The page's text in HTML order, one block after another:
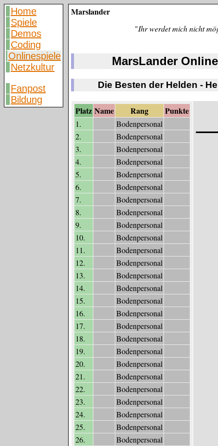
Home
Spiele
Demos
Coding
Onlinespiele
Netzkultur
Fanpost
Bildung
Marslander
"Ihr werdet mich nicht
MarsLander
Die Besten der Helden -
Platz Name Rang Punkte
1.
Bodenpersonal
2.
Bodenpersonal
3.
Bodenpersonal
4.
Bodenpersonal
5.
Bodenpersonal
6.
Bodenpersonal
7.
Bodenpersonal
8.
Bodenpersonal
9.
Bodenpersonal
10.
Bodenpersonal
11.
Bodenpersonal
12.
Bodenpersonal
13.
Bodenpersonal
14.
Bodenpersonal
15.
Bodenpersonal
16.
Bodenpersonal
17.
Bodenpersonal
18.
Bodenpersonal
19.
Bodenpersonal
20.
Bodenpersonal
21.
Bodenpersonal
22.
Bodenpersonal
23.
Bodenpersonal
24.
Bodenpersonal
25.
Bodenpersonal
26.
Bodenpersonal